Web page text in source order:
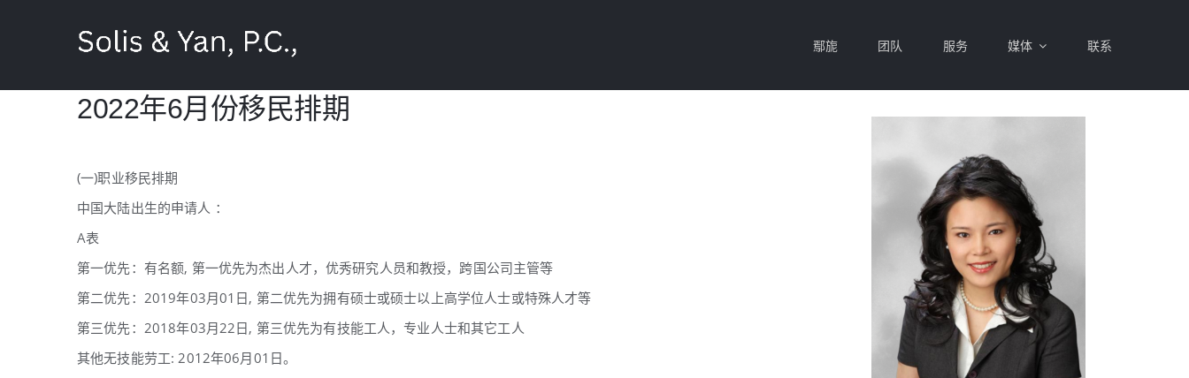
鄢旎 团队 服务 媒体 联系
2022年6月份移民排期
(一)职业移民排期
中国大陆出生的申请人 ：
A表
第一优先：有名额, 第一优先为杰出人才，优秀研究人员和教授，跨国公司主管等
第二优先：2019年03月01日, 第二优先为拥有硕士或硕士以上高学位人士或特殊人才等
第三优先：2018年03月22日, 第三优先为有技能工人，专业人士和其它工人
其他无技能劳工: 2012年06月01日。